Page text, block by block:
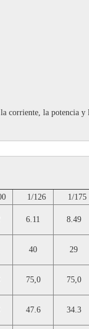
la potencia y
1/126 1/175
6.11 8.49
40 29
75,0 75,0
47.6 34.3